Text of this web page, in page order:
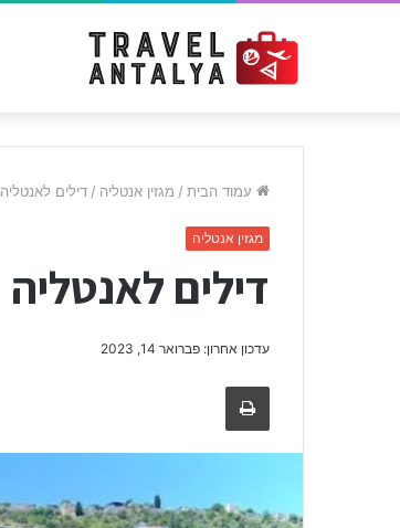
עמוד הבית / מגזין אנטליה / דילים לאנטליה
מגזין אנטליה
דילים לאנטליה
עדכון אחרון: פברואר 14, 2023